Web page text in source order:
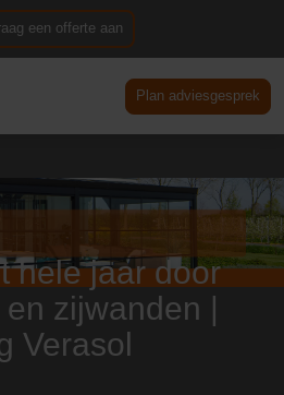
een offerte aan
DE
Plan adviesgesprek
hele jaar door
zijwanden |
Verasol